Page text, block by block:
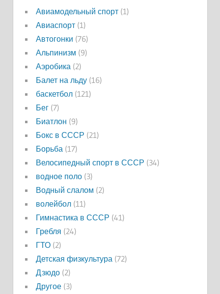
Авиамодельный спорт(1)
Авиаспорт(1)
Автогонки (76)
Альпинизм (9)
Аэробика (2)
Балет на льду(16)
баскетбол(121)
Бег(7)
Биатлон (9)
Бокс в СССР (21)
Борьба (17)
Велосипедный спорт в СССР (34)
водное поло(3)
Водный слалом (2)
волейбол(11)
Гимнастика в СССР (41)
Гребля (24)
ГТО(2)
Детская физкультура (72)
Дзюдо(2)
Другое(3)